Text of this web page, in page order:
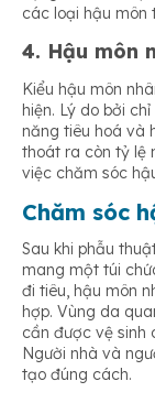
các loại hậu môn
4. Hậu môn
Kiểu hậu môn
hiện. Lý do bởi
năng tiêu hoá và
thoát ra còn tỷ lệ
việc chăm sóc
Chăm sóc
Sau khi phẫu
mang một túi
đi tiêu, hậu môn
hợp. Vùng da
cần được vệ sinh
Người nhà và
tạo đúng cách.